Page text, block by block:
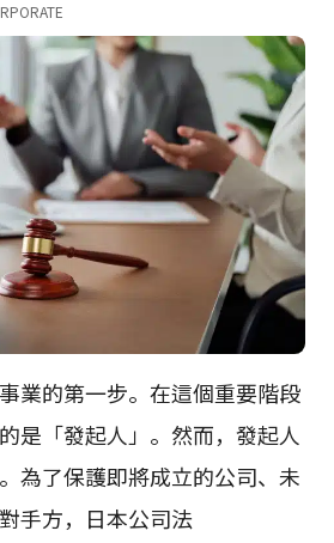
業的第一步。在這個重要階段
是「發起人」。然而，發起人
為了保護即將成立的公司、未
手方，日本公司法